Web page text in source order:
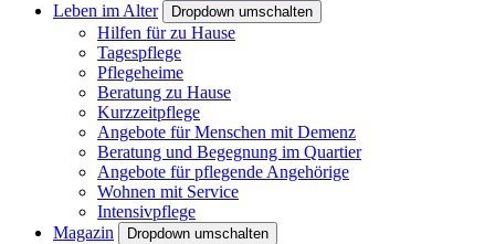
Leben im Alter
Dropdown umschalten
Hilfen für zu Hause
Tagespflege
Pflegeheime
Beratung zu Hause
Kurzzeitpflege
Angebote für Menschen mit Demenz
Beratung und Begegnung im Quartier
Angebote für pflegende Angehörige
Wohnen mit Service
Intensivpflege
Magazin
Dropdown umschalten